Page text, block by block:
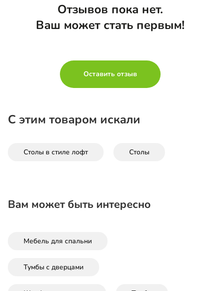
Отзывов пока нет.
Ваш может стать первым!
Оставить отзыв
С этим товаром искали
Столы в стиле лофт Столы
Вам может быть интересно
Мебель для спальни
Тумбы с дверцами